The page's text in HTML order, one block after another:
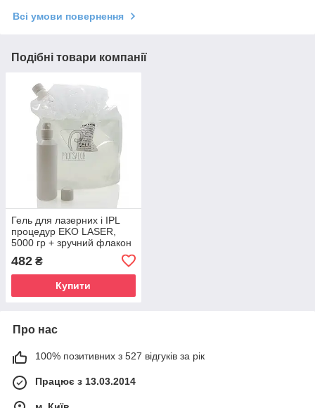
Всі умови повернення
Подібні товари компанії
Гель для лазерних і IPL
процедур EKO LASER,
5000 гр + зручний флакон
482 ₴
Купити
Про нас
100% позитивних з 527 відгуків за рік
Працює з 13.03.2014